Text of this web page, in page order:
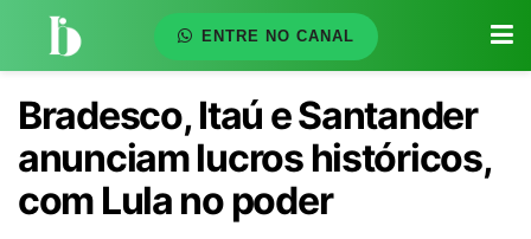
ENTRE NO CANAL
Bradesco, Itaú e Santander
anunciam lucros históricos,
com Lula no poder